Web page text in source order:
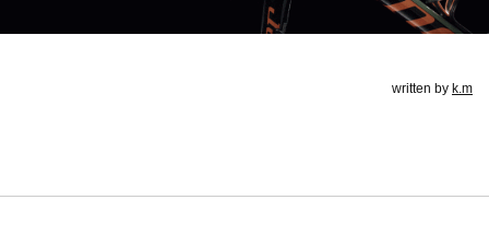
written by k.m